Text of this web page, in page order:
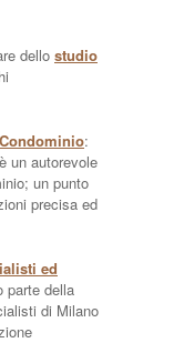
dello studio
:
un autorevole
un punto
precisa ed
ed
parte della
di Milano